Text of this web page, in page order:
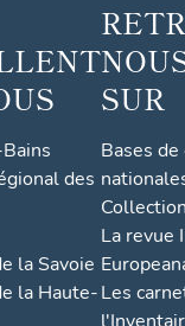
des
la Savoie
la Haute-
SUR
Bases
La revue
Les